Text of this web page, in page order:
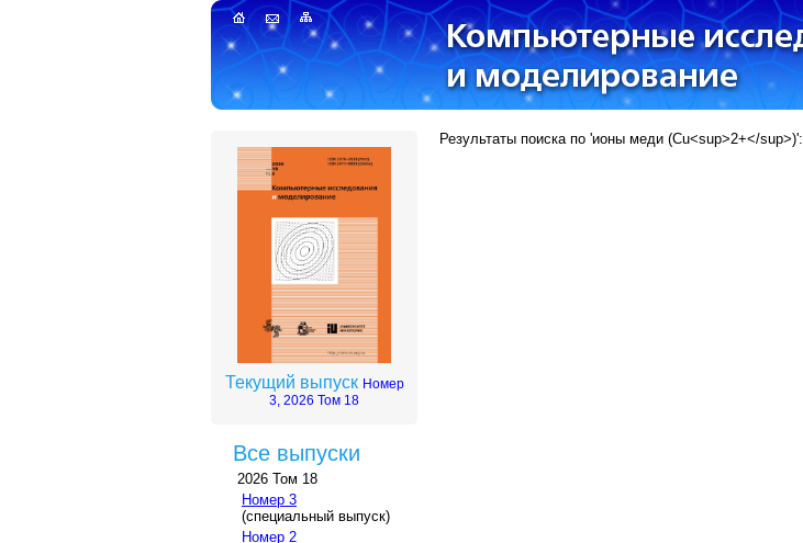
Текущий выпуск Номер
3, 2026 Том 18
Все выпуски
2026 Том 18
Номер 3
(специальный выпуск)
Номер 2
Результаты поиска по 'ионы меди (Cu<sup>2+</sup>)':